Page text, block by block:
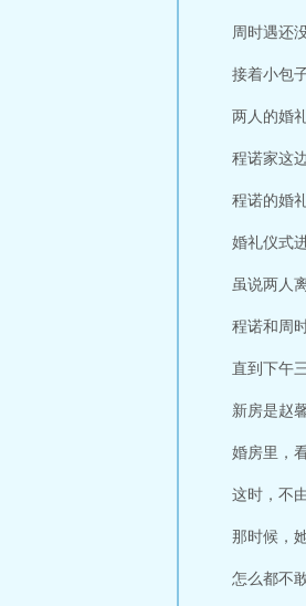
周时遇还
接着小包
两人的婚
程诺家这
程诺的婚
婚礼仪式
虽说两人
程诺和周
直到下午
新房是赵
婚房里，
这时，不
那时候，
怎么都不